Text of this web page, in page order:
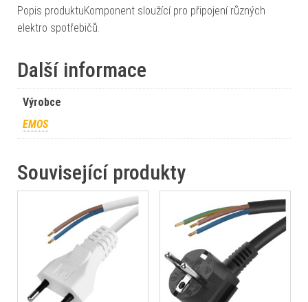
Popis produktuKomponent sloužící pro připojení různých
elektro spotřebičů.
Další informace
Výrobce
EMOS
Související produkty